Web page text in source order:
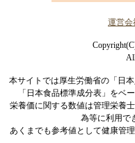
運営会
本サイトでは厚生労働省の「日
「日本食品標準成分表」をベ
栄養価に関する数値は管理栄養
為等に利用で
あくまでも参考値として健康管